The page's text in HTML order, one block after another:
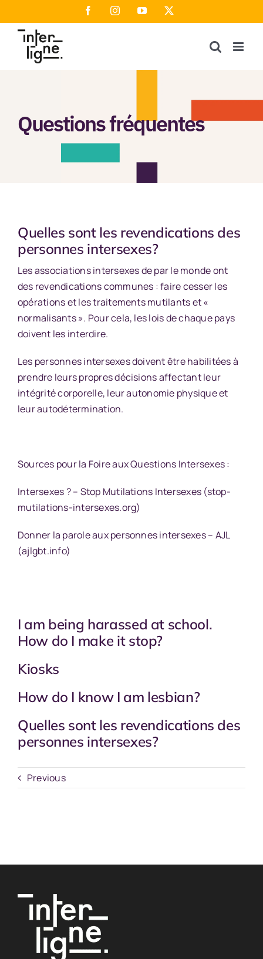
to
content
FacebookInstagramYouTube
Questions fréquentes
Quelles sont les revendications des
personnes intersexes?
Les associations intersexes de par le monde ont
des revendications communes : faire cesser les
opérations et les traitements mutilants et «
normalisants ». Pour cela, les lois de chaque pays
doivent les interdire.
Les personnes intersexes doivent être habilitées à
prendre leurs propres décisions affectant leur
intégrité corporelle, leur autonomie physique et
leur autodétermination.
Sources pour la Foire aux Questions Intersexes :
Intersexes ? – Stop Mutilations Intersexes (stop-
mutilations-intersexes.org)
Donner la parole aux personnes intersexes – AJL
(ajlgbt.info)
I am being harassed at school.
How do I make it stop?
Kiosks
How do I know I am lesbian?
Quelles sont les revendications des
personnes intersexes?
Previous